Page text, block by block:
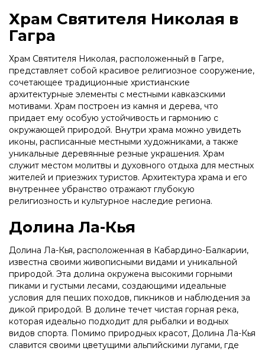
Храм Святителя Николая в
Гагра
Храм Святителя Николая, расположенный в Гагре,
представляет собой красивое религиозное сооружение,
сочетающее традиционные христианские
архитектурные элементы с местными кавказскими
мотивами. Храм построен из камня и дерева, что
придает ему особую устойчивость и гармонию с
окружающей природой. Внутри храма можно увидеть
иконы, расписанные местными художниками, а также
уникальные деревянные резные украшения. Храм
служит местом молитвы и духовного отдыха для местных
жителей и приезжих туристов. Архитектура храма и его
внутреннее убранство отражают глубокую
религиозность и культурное наследие региона.
Долина Ла-Кья
Долина Ла-Кья, расположенная в Кабардино-Балкарии,
известна своими живописными видами и уникальной
природой. Эта долина окружена высокими горными
пиками и густыми лесами, создающими идеальные
условия для пеших походов, пикников и наблюдения за
дикой природой. В долине течет чистая горная река,
которая идеально подходит для рыбалки и водных
видов спорта. Помимо природных красот, Долина Ла-Кья
славится своими цветущими альпийскими лугами, где